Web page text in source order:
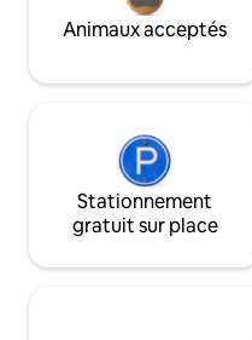
Animaux acceptés
Stationnement
gratuit sur place